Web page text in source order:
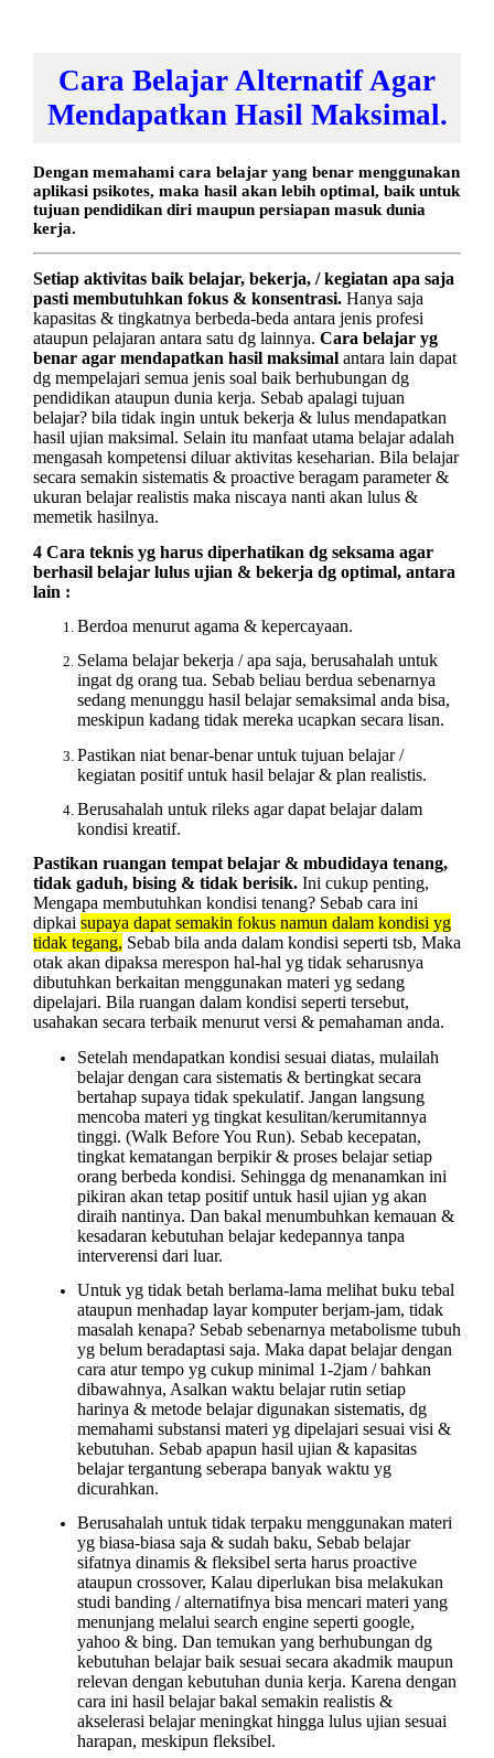
Cara Belajar Alternatif Agar
Mendapatkan Hasil Maksimal.
Dengan memahami cara belajar yang benar menggunakan
aplikasi psikotes, maka hasil akan lebih optimal, baik untuk
tujuan pendidikan diri maupun persiapan masuk dunia
kerja.
Setiap aktivitas baik belajar, bekerja, / kegiatan apa saja
pasti membutuhkan fokus & konsentrasi. Hanya saja
kapasitas & tingkatnya berbeda-beda antara jenis profesi
ataupun pelajaran antara satu dg lainnya. Cara belajar yg
benar agar mendapatkan hasil maksimal antara lain dapat
dg mempelajari semua jenis soal baik berhubungan dg
pendidikan ataupun dunia kerja. Sebab apalagi tujuan
belajar? bila tidak ingin untuk bekerja & lulus mendapatkan
hasil ujian maksimal. Selain itu manfaat utama belajar adalah
mengasah kompetensi diluar aktivitas keseharian. Bila belajar
secara semakin sistematis & proactive beragam parameter &
ukuran belajar realistis maka niscaya nanti akan lulus &
memetik hasilnya.
4 Cara teknis yg harus diperhatikan dg seksama agar
berhasil belajar lulus ujian & bekerja dg optimal, antara
lain :
Berdoa menurut agama & kepercayaan.
Selama belajar bekerja / apa saja, berusahalah untuk
ingat dg orang tua. Sebab beliau berdua sebenarnya
sedang menunggu hasil belajar semaksimal anda bisa,
meskipun kadang tidak mereka ucapkan secara lisan.
Pastikan niat benar-benar untuk tujuan belajar/
kegiatan positif untuk hasil belajar & plan realistis.
Berusahalah untuk rileks agar dapat belajar dalam
kondisi kreatif.
Pastikan ruangan tempat belajar & mbudidaya tenang,
tidak gaduh, bising & tidak berisik. Ini cukup penting,
Mengapa membutuhkan kondisi tenang? Sebab cara ini
dipkai supaya dapat semakin fokus namun dalam kondisi yg
tidak tegang, Sebab bila anda dalam kondisi seperti tsb, Maka
otak akan dipaksa merespon hal-hal yg tidak seharusnya
dibutuhkan berkaitan menggunakan materi yg sedang
dipelajari. Bila ruangan dalam kondisi seperti tersebut,
usahakan secara terbaik menurut versi & pemahaman anda.
Setelah mendapatkan kondisi sesuai diatas, mulailah
belajar dengan cara sistematis & bertingkat secara
bertahap supaya tidak spekulatif. Jangan langsung
mencoba materi yg tingkat kesulitan/kerumitannya
tinggi. (Walk Before You Run). Sebab kecepatan,
tingkat kematangan berpikir& proses belajar setiap
orang berbeda kondisi. Sehingga dg menanamkan ini
pikiran akan tetap positif untuk hasil ujian yg akan
diraih nantinya. Dan bakal menumbuhkan kemauan &
kesadaran kebutuhan belajar kedepannya tanpa
interverensi dari luar.
Untuk yg tidak betah berlama-lama melihat buku tebal
ataupun menhadap layar komputer berjam-jam, tidak
masalah kenapa? Sebab sebenarnya metabolisme tubuh
yg belum beradaptasi saja. Maka dapat belajar dengan
cara atur tempo yg cukup minimal 1-2jam / bahkan
dibawahnya, Asalkan waktu belajar rutin setiap
harinya & metode belajar digunakan sistematis, dg
memahami substansi materi yg dipelajari sesuai visi &
kebutuhan. Sebab apapun hasil ujian & kapasitas
belajar tergantung seberapa banyak waktu yg
dicurahkan.
Berusahalah untuk tidak terpaku menggunakan materi
yg biasa-biasa saja & sudah baku, Sebab belajar
sifatnya dinamis & fleksibel serta harus proactive
ataupun crossover, Kalau diperlukan bisa melakukan
studi banding / alternatifnya bisa mencari materi yang
menunjang melalui search engine seperti google,
yahoo & bing. Dan temukan yang berhubungan dg
kebutuhan belajar baik sesuai secara akadmik maupun
relevan dengan kebutuhan dunia kerja. Karena dengan
cara ini hasil belajar bakal semakin realistis &
akselerasi belajar meningkat hingga lulus ujian sesuai
harapan, meskipun fleksibel.